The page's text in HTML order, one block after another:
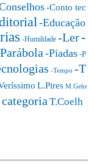
-Conto tec
-Educação
-Humildade -Ler-
-Piadas -P
-Tempo -T
L.Pires M.Gehr
categoriaT.Coelh